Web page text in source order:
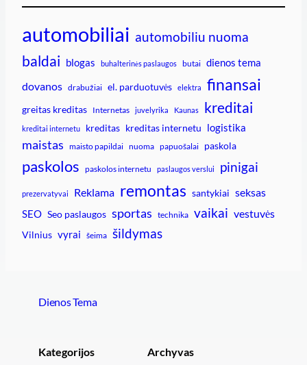
automobiliai automobiliu nuoma
baldai blogas buhalterinės paslaugos butai dienos tema
dovanos drabužiai el. parduotuvės elektra finansai
greitas kreditas Internetas juvelyrika Kaunas kreditai
kreditai internetu kreditas kreditas internetu logistika
maistas maisto papildai nuoma papuošalai paskola
paskolos paskolos internetu paslaugos verslui pinigai
prezervatyvai Reklama remontas santykiai seksas
SEO Seo paslaugos sportas technika vaikai vestuvės
Vilnius vyrai šeima šildymas
Dienos Tema
Kategorijos Archyvas